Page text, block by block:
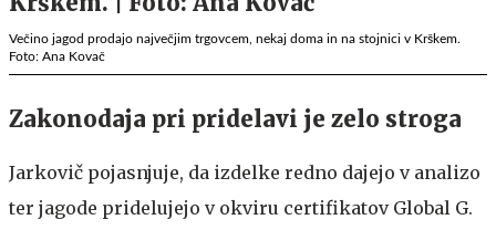
Večino jagod prodajo največjim trgovcem, nekaj doma in na stojnici v Krškem.
Foto: Ana Kovač
Zakonodaja pri pridelavi je zelo stroga
Jarkovič pojasnjuje, da izdelke redno dajejo v analizo
ter jagode pridelujejo v okviru certifikatov Global G.